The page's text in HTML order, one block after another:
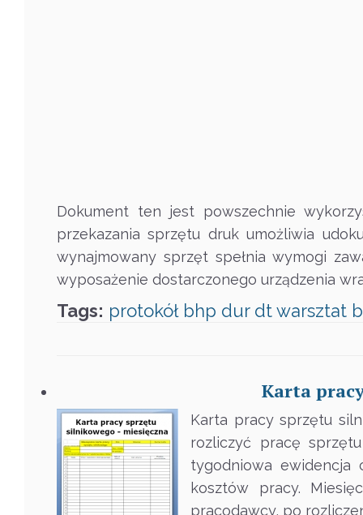
Dokument ten jest powszechnie
przekazania sprzętu druk umożliwia
wynajmowany sprzęt spełnia wymogi
wyposażenie dostarczonego urządzenia
Tags: protokół bhp dur dtwarsztat
Karta
Karta pracy sprzętu
rozliczyć pracę
tygodniowa ewidencja
kosztów pracy.
pracodawcy, po